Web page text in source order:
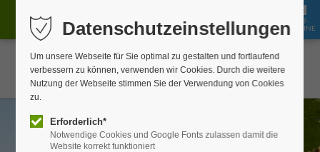
Datenschutzeinstellungen
Um unsere Webseite für Sie optimal zu gestalten und fortlaufend
verbessern zu können, verwenden wir Cookies. Durch die weitere
Nutzung der Webseite stimmen Sie der Verwendung von Cookies
zu.
Erforderlich*
Notwendige Cookies und Google Fonts zulassen damit die
Website korrekt funktioniert
JOBS BUCHEN
GUT-
SCHEINE